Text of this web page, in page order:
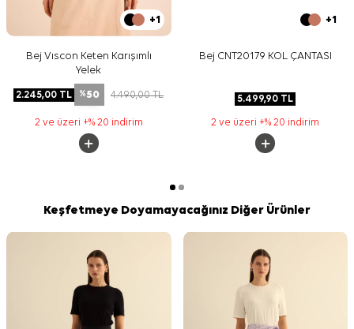
+1
Bej Vıscon Keten Karışımlı
Yelek
2.245,00 TL %50 4.490,00TL
2 ve üzeri +% 20 indirim
+1
Bej CNT20179 KOL ÇANTASI
5.499,90 TL
2 ve üzeri +% 20 indirim
Keşfetmeye Doyamayacağınız Diğer Ürünler